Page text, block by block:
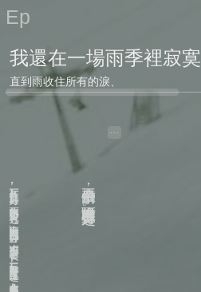
Ep
我還在一場雨季裡寂寞
直到雨收住所有的淚、
…
不帶傘的日子
，
降雨機率是百分之百
。
，
窗外雨勢滂沱
，
急著離開的心情
，
，
不再想著趕往何處
，
彷彿這裡就是終點
。